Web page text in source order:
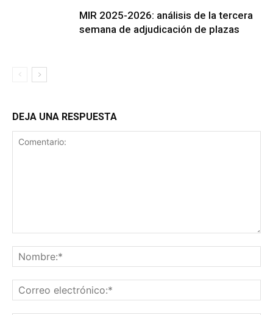
MIR 2025-2026: análisis de la tercera
semana de adjudicación de plazas
DEJA UNA RESPUESTA